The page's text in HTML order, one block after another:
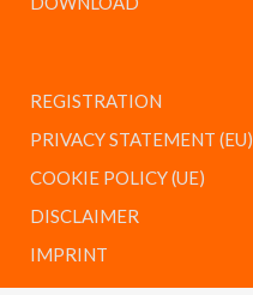
REGISTRATION
PRIVACY STATEMENT (EU)
COOKIE POLICY (UE)
DISCLAIMER
IMPRINT